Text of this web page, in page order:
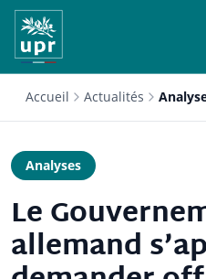
Accueil Actualités
Analyses
Le
allemand